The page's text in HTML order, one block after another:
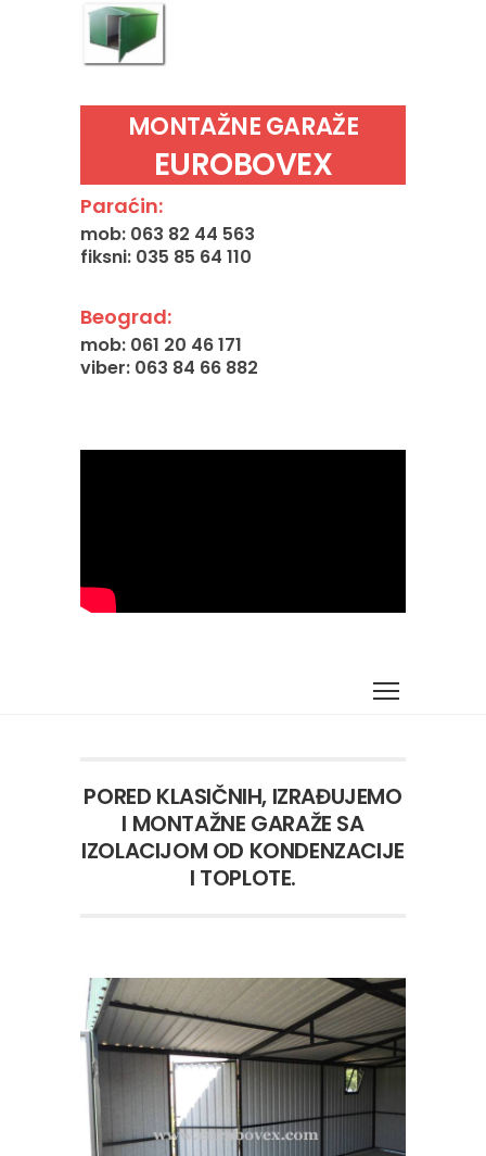
MONTAŽNE GARAŽE
EUROBOVEX
Paraćin:
mob: 063 82 44 563
fiksni: 035 85 64 110
Beograd:
mob: 061 20 46 171
viber: 063 84 66 882
PORED KLASIČNIH, IZRAĐUJEMO
I MONTAŽNE GARAŽE SA
IZOLACIJOM OD KONDENZACIJE
I TOPLOTE.